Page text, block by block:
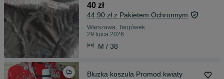
40 zł
44,90 zł z Pakietem Ochronnym
Warszawa, Targówek
29 lipca 2026
M / 38
Bluzka koszula Promod kwiaty